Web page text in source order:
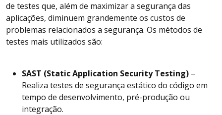
de testes que, além de maximizar a segurança das
aplicações, diminuem grandemente os custos de
problemas relacionados a segurança. Os métodos de
testes mais utilizados são:
SAST (Static Application Security Testing) –
Realiza testes de segurança estático do código em
tempo de desenvolvimento, pré-produção ou
integração.